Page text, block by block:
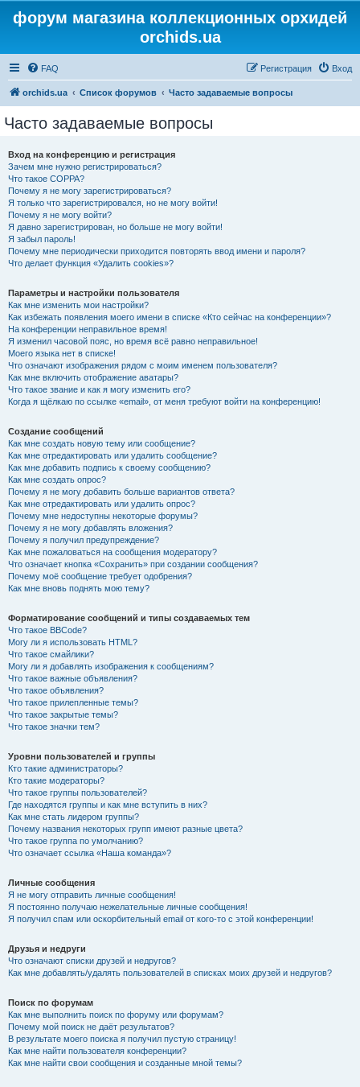
форум магазина коллекционных орхидей
orchids.ua
FAQ Вход
Регистрация
orchids.ua Список форумов Часто задаваемые вопросы
Часто задаваемые вопросы
Вход на конференцию и регистрация
Зачем мне нужно регистрироваться?
Что такое COPPA?
Почему я не могу зарегистрироваться?
Я только что зарегистрировался, но не могу войти!
Почему я не могу войти?
Я давно зарегистрирован, но больше не могу войти!
Я забыл пароль!
Почему мне периодически приходится повторять ввод имени и пароля?
Что делает функция «Удалить cookies»?
Параметры и настройки пользователя
Как мне изменить мои настройки?
Как избежать появления моего имени в списке «Кто сейчас на конференции»?
На конференции неправильное время!
Я изменил часовой пояс, но время всё равно неправильное!
Моего языка нет в списке!
Что означают изображения рядом с моим именем пользователя?
Как мне включить отображение аватары?
Что такое звание и как я могу изменить его?
Когда я щёлкаю по ссылке «email», от меня требуют войти на конференцию!
Создание сообщений
Как мне создать новую тему или сообщение?
Как мне отредактировать или удалить сообщение?
Как мне добавить подпись к своему сообщению?
Как мне создать опрос?
Почему я не могу добавить больше вариантов ответа?
Как мне отредактировать или удалить опрос?
Почему мне недоступны некоторые форумы?
Почему я не могу добавлять вложения?
Почему я получил предупреждение?
Как мне пожаловаться на сообщения модератору?
Что означает кнопка «Сохранить» при создании сообщения?
Почему моё сообщение требует одобрения?
Как мне вновь поднять мою тему?
Форматирование сообщений и типы создаваемых тем
Что такое BBCode?
Могу ли я использовать HTML?
Что такое смайлики?
Могу ли я добавлять изображения к сообщениям?
Что такое важные объявления?
Что такое объявления?
Что такое прилепленные темы?
Что такое закрытые темы?
Что такое значки тем?
Уровни пользователей и группы
Кто такие администраторы?
Кто такие модераторы?
Что такое группы пользователей?
Где находятся группы и как мне вступить в них?
Как мне стать лидером группы?
Почему названия некоторых групп имеют разные цвета?
Что такое группа по умолчанию?
Что означает ссылка «Наша команда»?
Личные сообщения
Я не могу отправить личные сообщения!
Я постоянно получаю нежелательные личные сообщения!
Я получил спам или оскорбительный email от кого-то с этой конференции!
Друзья и недруги
Что означают списки друзей и недругов?
Как мне добавлять/удалять пользователей в списках моих друзей и недругов?
Поиск по форумам
Как мне выполнить поиск по форуму или форумам?
Почему мой поиск не даёт результатов?
В результате моего поиска я получил пустую страницу!
Как мне найти пользователя конференции?
Как мне найти свои сообщения и созданные мной темы?